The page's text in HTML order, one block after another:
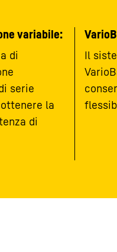
variabile:
di
serie
la
di
Il